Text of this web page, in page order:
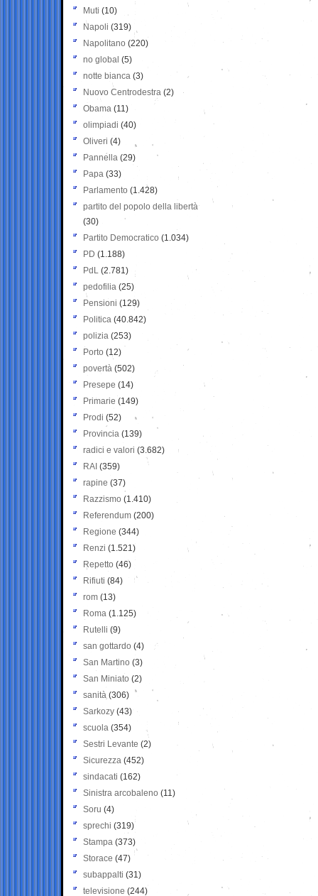
Muti (10)
Napoli (319)
Napolitano (220)
no global (5)
notte bianca (3)
Nuovo Centrodestra (2)
Obama (11)
olimpiadi (40)
Oliveri (4)
Pannella (29)
Papa (33)
Parlamento (1.428)
partito del popolo della libertà
(30)
Partito Democratico (1.034)
PD (1.188)
PdL (2.781)
pedofilia (25)
Pensioni (129)
Politica (40.842)
polizia (253)
Porto (12)
povertà (502)
Presepe (14)
Primarie (149)
Prodi (52)
Provincia (139)
radici e valori (3.682)
RAI (359)
rapine (37)
Razzismo (1.410)
Referendum (200)
Regione (344)
Renzi (1.521)
Repetto (46)
Rifiuti (84)
rom (13)
Roma (1.125)
Rutelli (9)
san gottardo (4)
San Martino (3)
San Miniato (2)
sanità (306)
Sarkozy (43)
scuola (354)
Sestri Levante (2)
Sicurezza (452)
sindacati (162)
Sinistra arcobaleno (11)
Soru (4)
sprechi (319)
Stampa (373)
Storace (47)
subappalti (31)
televisione(244)